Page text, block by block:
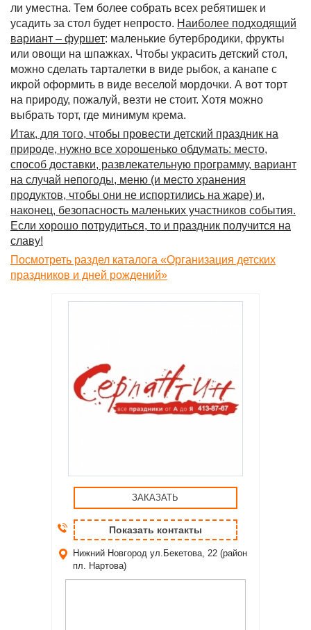
ли уместна. Тем более собрать всех ребятишек и
усадить за стол будет непросто. Наиболее подходящий
вариант – фуршет: маленькие бутербродики, фрукты
или овощи на шпажках. Чтобы украсить детский стол,
можно сделать тарталетки в виде рыбок, а канапе с
икрой оформить в виде веселой мордочки. А вот торт
на природу, пожалуй, везти не стоит. Хотя можно
выбрать торт, где минимум крема.
Итак, для того, чтобы провести детский праздник на
природе, нужно все хорошенько обдумать: место,
способ доставки, развлекательную программу, вариант
на случай непогоды, меню (и место хранения
продуктов, чтобы они не испортились на жаре) и,
наконец, безопасность маленьких участников события.
Если хорошо потрудиться, то и праздник получится на
славу!
Посмотреть раздел каталога «Организация детских
праздников и дней рождений»
ЗАКАЗАТЬ
Показать контакты
Нижний Новгород ул.Бекетова, 22 (район
пл. Нартова)